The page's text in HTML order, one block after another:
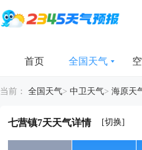
首页 全国天气
当前： 全国天气> 中卫天气> 海原天
七营镇7天天气详情 [切换]